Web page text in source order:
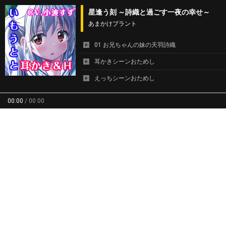
星逢う刻 ～詩織と過ごす一夜の幸せ～
あまかけプラント
01 お兄ちゃんの妹の天羽詩織
耳かきシーンおためし
えっちシーンおためし
00:00 / 00:00